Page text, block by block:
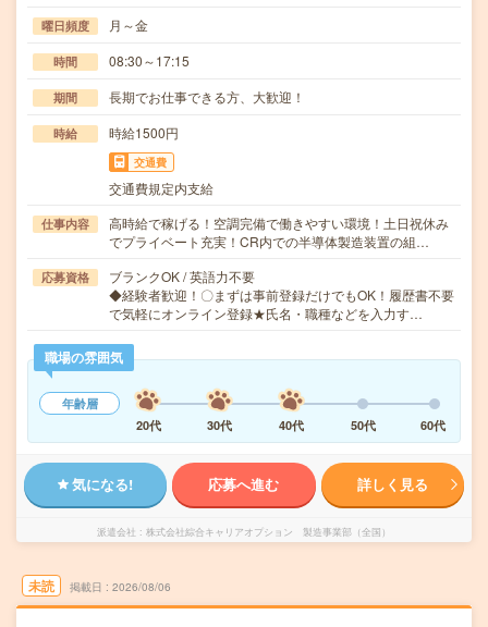
曜日頻度 月～金
時間 08:30～17:15
期間 長期でお仕事できる方、大歓迎！
時給 時給1500円
交通費
交通費規定内支給
仕事内容
高時給で稼げる！空調完備で働きやすい環境！土日祝休み
でプライベート充実！CR内での半導体製造装置の組…
応募資格
ブランクOK / 英語力不要
◆経験者歓迎！〇まずは事前登録だけでもOK！履歴書不要
で気軽にオンライン登録★氏名・職種などを入力す…
職場の雰囲気
年齢層
20代
30代 40代 50代 60代
気になる! 応募へ進む 詳しく見る
派遣会社 株式会社綜合キャリアオプション 製造事業部（全国）
未読 掲載日 2026/08/06